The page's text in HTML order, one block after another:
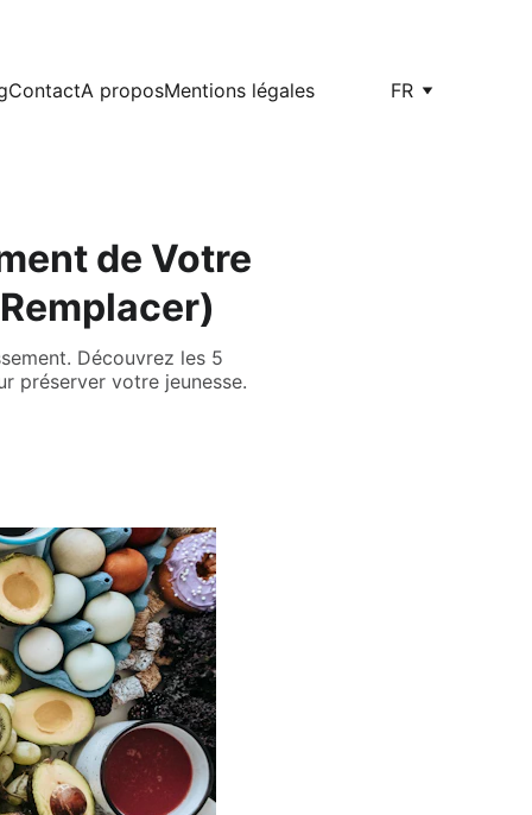
ContactA proposMentions légales FR
de Votre
Découvrez les 5
préserver votre jeunesse.